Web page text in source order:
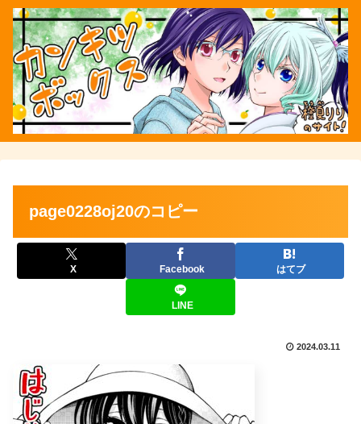
page0228oj20のコピー
X Facebook はてブ
LINE
2024.03.11